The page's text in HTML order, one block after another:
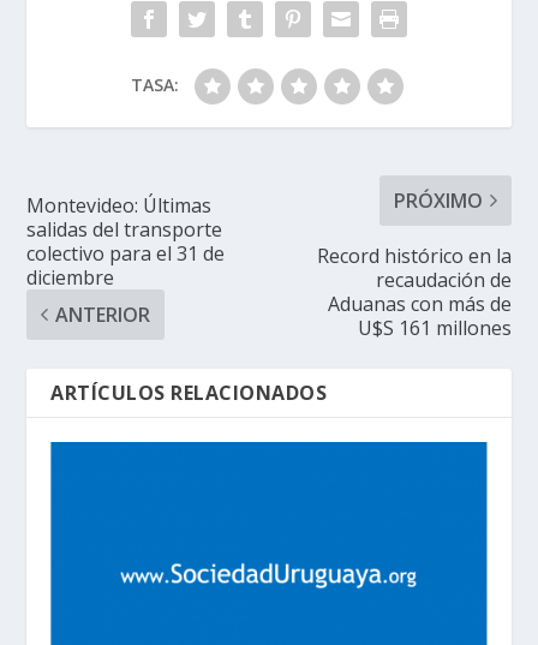
TASA:
Montevideo: Últimas
salidas del transporte
colectivo para el 31 de
diciembre
ANTERIOR
PRÓXIMO
Record histórico en la
recaudación de
Aduanas con más de
U$S 161 millones
ARTÍCULOS RELACIONADOS